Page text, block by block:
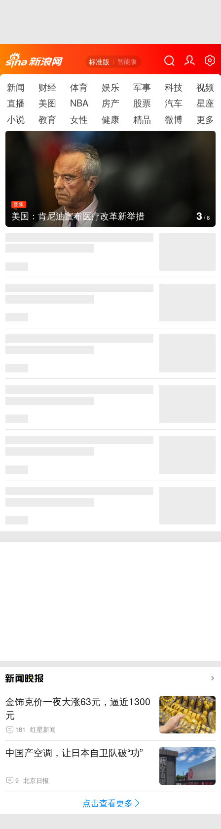
标准版 智能版
新闻 财经 体育 娱乐 军事 科技
视频
直播
美图 NBA 房产 股票 汽车
星座
小说
教育 女性 健康 精品 微博 更多
图集
美国：肯尼迪宣布医疗改革新举措 4 /6
金饰克价一夜大涨63元，逼近1300
元
181 红星新闻
中国产空调，让日本自卫队破“功”
9 北京日报
点击查看更多